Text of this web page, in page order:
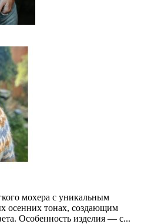
мохера с уникальным
осенних тонах, создающим
Особенность изделия — с...